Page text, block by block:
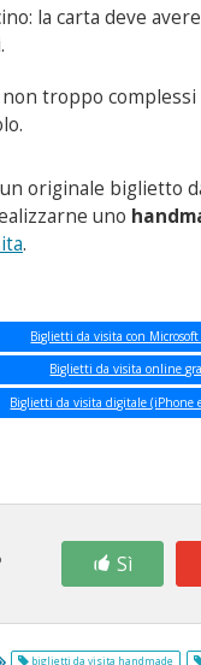
la carta deve
troppo
originale biglietto
uno
.
Biglietti da visita con
Biglietti da visita online
Biglietti da visita digitale (iPhone
Sì
biglietti da visita handmade